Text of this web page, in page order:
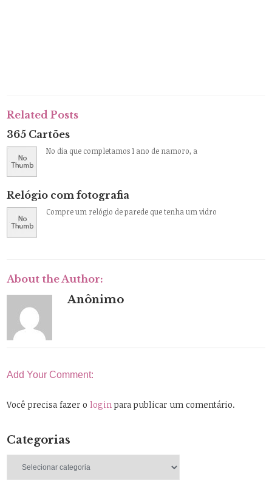
Related Posts
365 Cartões
No dia que completamos 1 ano de namoro, a
Relógio com fotografia
Compre um relógio de parede que tenha um vidro
About the Author:
Anônimo
Add Your Comment:
Você precisa fazer ologin para publicar um comentário.
Categorias